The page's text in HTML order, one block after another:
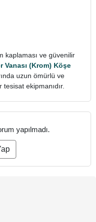
kaplaması ve güvenilir
Vanası (Krom) Köşe
uzun ömürlü ve
ekipmanıdır.
yapılmadı.